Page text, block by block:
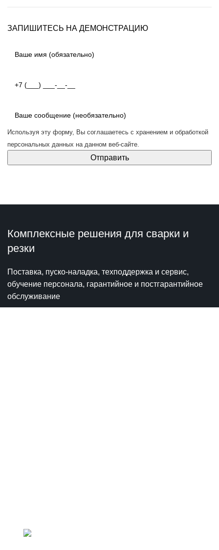
ЗАПИШИТЕСЬ НА ДЕМОНСТРАЦИЮ
Используя эту форму, Вы соглашаетесь с хранением и обработкой
персональных данных на данном веб-сайте.
Комплексные решения для сварки и
резки
Поставка, пуско-наладка, техподдержка и сервис,
обучение персонала, гарантийное и постгарантийное
обслуживание